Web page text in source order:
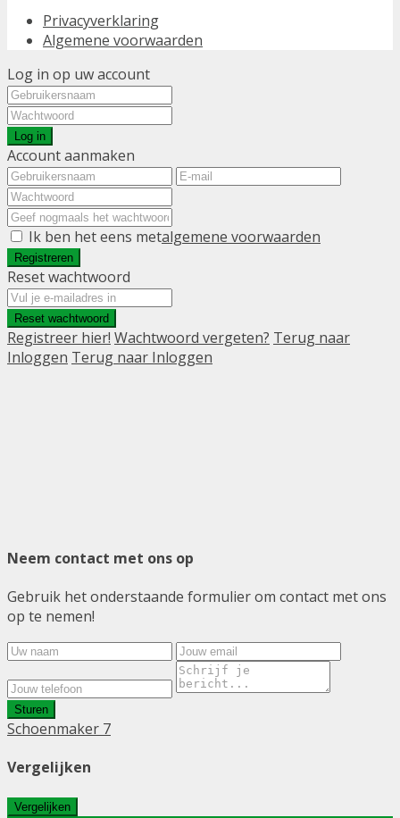
Privacyverklaring
Algemene voorwaarden
Log in op uw account
Log in
Account aanmaken
Ik ben het eens metalgemene voorwaarden
Registreren
Reset wachtwoord
Reset wachtwoord
Registreer hier! Wachtwoord vergeten? Terug naar
Inloggen Terug naar Inloggen
Neem contact met ons op
Gebruik het onderstaande formulier om contact met ons
op te nemen!
Sturen
Schoenmaker 7
Vergelijken
Vergelijken